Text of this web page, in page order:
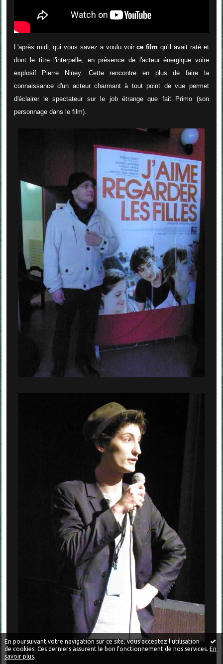
En poursuivant votre navigation sur ce site, vous acceptez l'utilisation
de cookies. Ces derniers assurent le bon fonctionnement de nos services. En
savoir plus.
L'après midi, qui vous savez a voulu voirce film qu'il avait raté et
dont le titre l'interpelle, en présence de l'acteur énergique voire
explosif Pierre Niney. Cette rencontre en plus de faire la
connaissance d'un acteur charmant à tout point de vue permet
d'éclairer le spectateur sur le job étrange que fait Primo (son
personnage dans le film).